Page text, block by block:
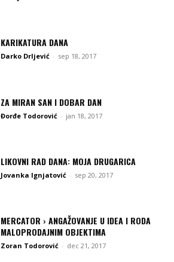
KARIKATURA DANA
Darko Drljević - sep 18, 2017
ZA MIRAN SAN I DOBAR DAN
Đorđe Todorović - jan 18, 2017
LIKOVNI RAD DANA: MOJA DRUGARICA
Jovanka Ignjatović - sep 20, 2017
MERCATOR › ANGAŽOVANJE U IDEA I RODA
MALOPRODAJNIM OBJEKTIMA
Zoran Todorović - dec 21, 2017